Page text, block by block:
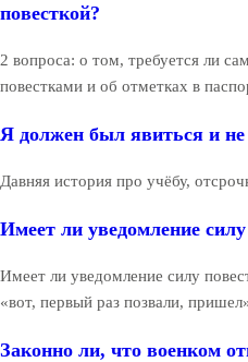
повесткой?
2 вопроса: о том, требуется ли
повестками и об отметках в
Я должен был явиться и
Давняя история про учёбу,
Имеет ли уведомление
Имеет ли уведомление силу
«вот, первый раз позвали,
Законно ли, что военком